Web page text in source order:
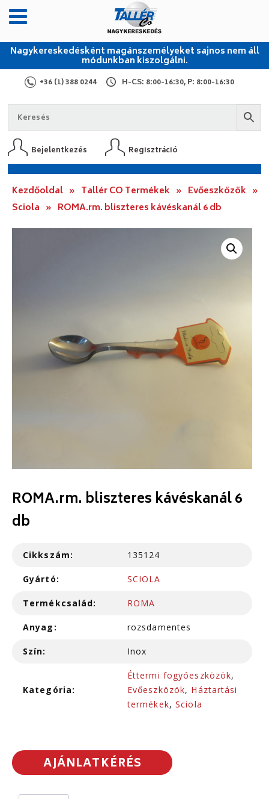
Nagykereskedésként magánszemélyeket sajnos nem áll
módunkban kiszolgálni.
+36 (1) 388 0244 H-CS: 8:00-16:30, P: 8:00-16:30
Bejelentkezés Regisztráció
Kezdőoldal » Tallér CO Termékek » Evőeszközök »
Sciola » ROMA.rm. bliszteres kávéskanál 6 db
ROMA.rm. bliszteres kávéskanál 6
db
Cikkszám: 135124
Gyártó: SCIOLA
Termékcsalád: ROMA
Anyag: rozsdamentes
Szín: Inox
Kategória:
Éttermi fogyóeszközök,
Evőeszközök, Háztartási
termékek,Sciola
AJÁNLATKÉRÉS